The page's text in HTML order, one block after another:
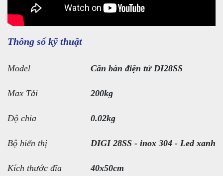
Thông số kỹ thuật
Model Cân bàn điện tử DI28SS
Max Tải 200kg
Độ chia 0.02kg
Bộ hiển thị DIGI 28SS - inox 304 - Led xanh
Kích thước đĩa 40x50cm